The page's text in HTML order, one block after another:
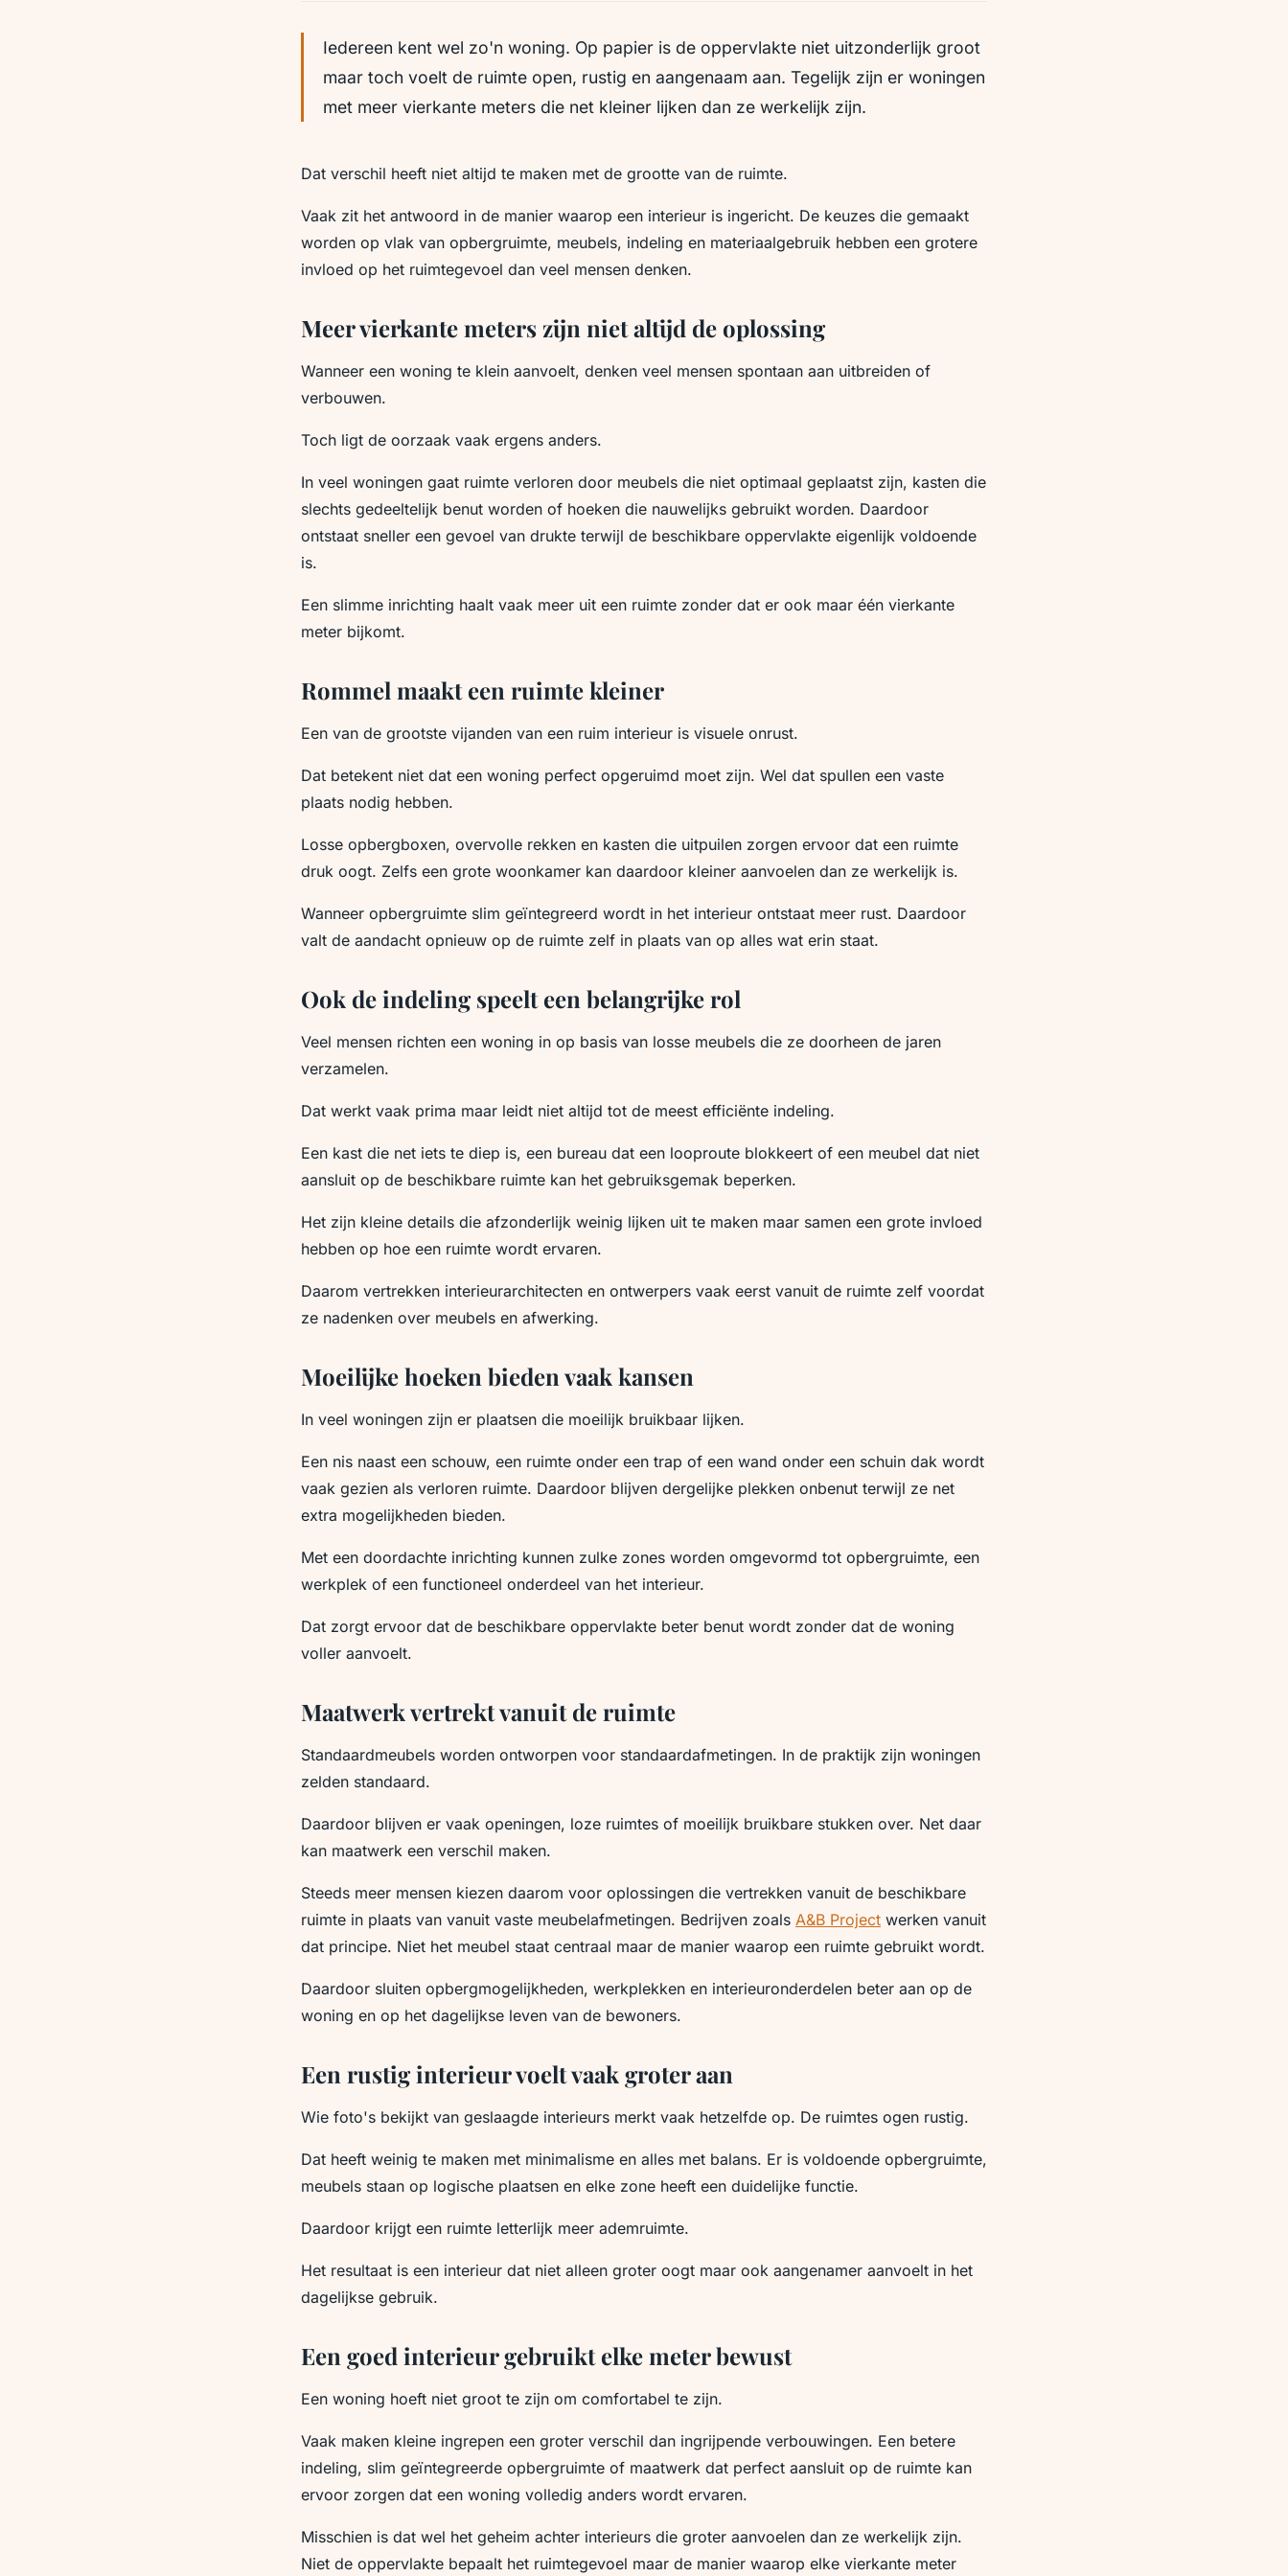
Iedereen kent wel zo'n woning. Op papier is de oppervlakte niet uitzonderlijk groot
maar toch voelt de ruimte open, rustig en aangenaam aan. Tegelijk zijn er woningen
met meer vierkante meters die net kleiner lijken dan ze werkelijk zijn.
Dat verschil heeft niet altijd te maken met de grootte van de ruimte.
Vaak zit het antwoord in de manier waarop een interieur is ingericht. De keuzes die gemaakt
worden op vlak van opbergruimte, meubels, indeling en materiaalgebruik hebben een grotere
invloed op het ruimtegevoel dan veel mensen denken.
Meer vierkante meters zijn niet altijd de oplossing
Wanneer een woning te klein aanvoelt, denken veel mensen spontaan aan uitbreiden of
verbouwen.
Toch ligt de oorzaak vaak ergens anders.
In veel woningen gaat ruimte verloren door meubels die niet optimaal geplaatst zijn, kasten die
slechts gedeeltelijk benut worden of hoeken die nauwelijks gebruikt worden. Daardoor
ontstaat sneller een gevoel van drukte terwijl de beschikbare oppervlakte eigenlijk voldoende
is.
Een slimme inrichting haalt vaak meer uit een ruimte zonder dat er ook maar één vierkante
meter bijkomt.
Rommel maakt een ruimte kleiner
Een van de grootste vijanden van een ruim interieur is visuele onrust.
Dat betekent niet dat een woning perfect opgeruimd moet zijn. Wel dat spullen een vaste
plaats nodig hebben.
Losse opbergboxen, overvolle rekken en kasten die uitpuilen zorgen ervoor dat een ruimte
druk oogt. Zelfs een grote woonkamer kan daardoor kleiner aanvoelen dan ze werkelijk is.
Wanneer opbergruimte slim geïntegreerd wordt in het interieur ontstaat meer rust. Daardoor
valt de aandacht opnieuw op de ruimte zelf in plaats van op alles wat erin staat.
Ook de indeling speelt een belangrijke rol
Veel mensen richten een woning in op basis van losse meubels die ze doorheen de jaren
verzamelen.
Dat werkt vaak prima maar leidt niet altijd tot de meest efficiënte indeling.
Een kast die net iets te diep is, een bureau dat een looproute blokkeert of een meubel dat niet
aansluit op de beschikbare ruimte kan het gebruiksgemak beperken.
Het zijn kleine details die afzonderlijk weinig lijken uit te maken maar samen een grote invloed
hebben op hoe een ruimte wordt ervaren.
Daarom vertrekken interieurarchitecten en ontwerpers vaak eerst vanuit de ruimte zelf voordat
ze nadenken over meubels en afwerking.
Moeilijke hoeken bieden vaak kansen
In veel woningen zijn er plaatsen die moeilijk bruikbaar lijken.
Een nis naast een schouw, een ruimte onder een trap of een wand onder een schuin dak wordt
vaak gezien als verloren ruimte. Daardoor blijven dergelijke plekken onbenut terwijl ze net
extra mogelijkheden bieden.
Met een doordachte inrichting kunnen zulke zones worden omgevormd tot opbergruimte, een
werkplek of een functioneel onderdeel van het interieur.
Dat zorgt ervoor dat de beschikbare oppervlakte beter benut wordt zonder dat de woning
voller aanvoelt.
Maatwerk vertrekt vanuit de ruimte
Standaardmeubels worden ontworpen voor standaardafmetingen. In de praktijk zijn woningen
zelden standaard.
Daardoor blijven er vaak openingen, loze ruimtes of moeilijk bruikbare stukken over. Net daar
kan maatwerk een verschil maken.
Steeds meer mensen kiezen daarom voor oplossingen die vertrekken vanuit de beschikbare
ruimte in plaats van vanuit vaste meubelafmetingen. Bedrijven zoals A&B Project werken vanuit
dat principe. Niet het meubel staat centraal maar de manier waarop een ruimte gebruikt wordt.
Daardoor sluiten opbergmogelijkheden, werkplekken en interieuronderdelen beter aan op de
woning en op het dagelijkse leven van de bewoners.
Een rustig interieur voelt vaak groter aan
Wie foto's bekijkt van geslaagde interieurs merkt vaak hetzelfde op. De ruimtes ogen rustig.
Dat heeft weinig te maken met minimalisme en alles met balans. Er is voldoende opbergruimte,
meubels staan op logische plaatsen en elke zone heeft een duidelijke functie.
Daardoor krijgt een ruimte letterlijk meer ademruimte.
Het resultaat is een interieur dat niet alleen groter oogt maar ook aangenamer aanvoelt in het
dagelijkse gebruik.
Een goed interieur gebruikt elke meter bewust
Een woning hoeft niet groot te zijn om comfortabel te zijn.
Vaak maken kleine ingrepen een groter verschil dan ingrijpende verbouwingen. Een betere
indeling, slim geïntegreerde opbergruimte of maatwerk dat perfect aansluit op de ruimte kan
ervoor zorgen dat een woning volledig anders wordt ervaren.
Misschien is dat wel het geheim achter interieurs die groter aanvoelen dan ze werkelijk zijn.
Niet de oppervlakte bepaalt het ruimtegevoel maar de manier waarop elke vierkante meter